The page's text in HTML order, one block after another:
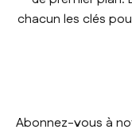
chacun les clés
Abonnez-vous à